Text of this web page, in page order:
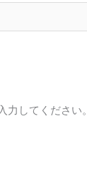
力してください。